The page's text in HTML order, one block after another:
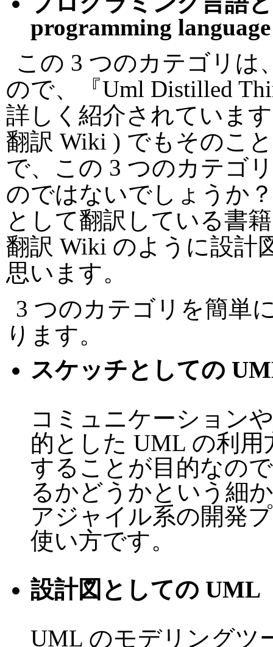
programming
この 3 つのカテゴリは
ので、『Uml Distilled
詳しく紹介されていま
翻訳 Wiki ) でもそのこ
で、この 3 つのカテゴ
のではないでしょうか
として翻訳している書
翻訳 Wiki のように設計
思います。
3 つのカテゴリを簡単
ります。
スケッチとしての
コミュニケーション
的とした UML の利
することが目的なの
るかどうかという細
アジャイル系の開発
使い方です。
設計図としての UML
UML のモデリングツ